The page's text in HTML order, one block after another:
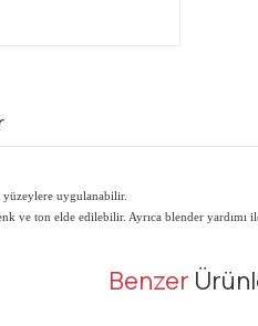
yüzeylere uygulanabilir.
ve ton elde edilebilir. Ayrıca blender yardımı
yetersiz gördüğünüz noktaları
Benzer